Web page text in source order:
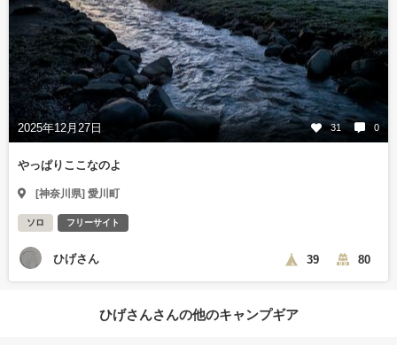
2025年12月27日 31 0
やっぱりここなのよ
[神奈川県] 愛川町
ソロ フリーサイト
ひげさん 39 80
ひげさんさんの他のキャンプギア